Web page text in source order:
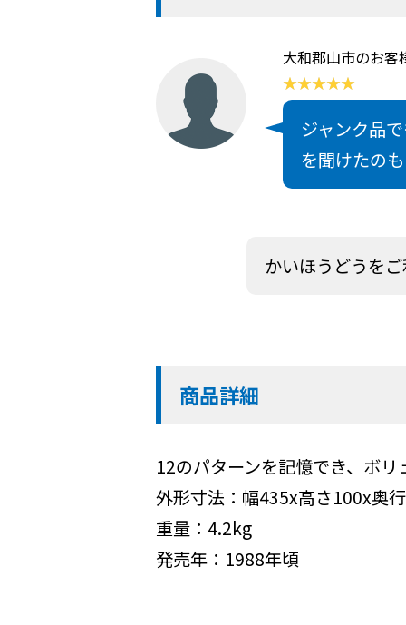
大和郡山市のお客
ジャンク品
を聞けたの
かいほうどうを
商品詳細
12のパターンを記憶でき、ボ
外形寸法：幅435x高さ100x奥
重量：4.2kg
発売年：1988年頃